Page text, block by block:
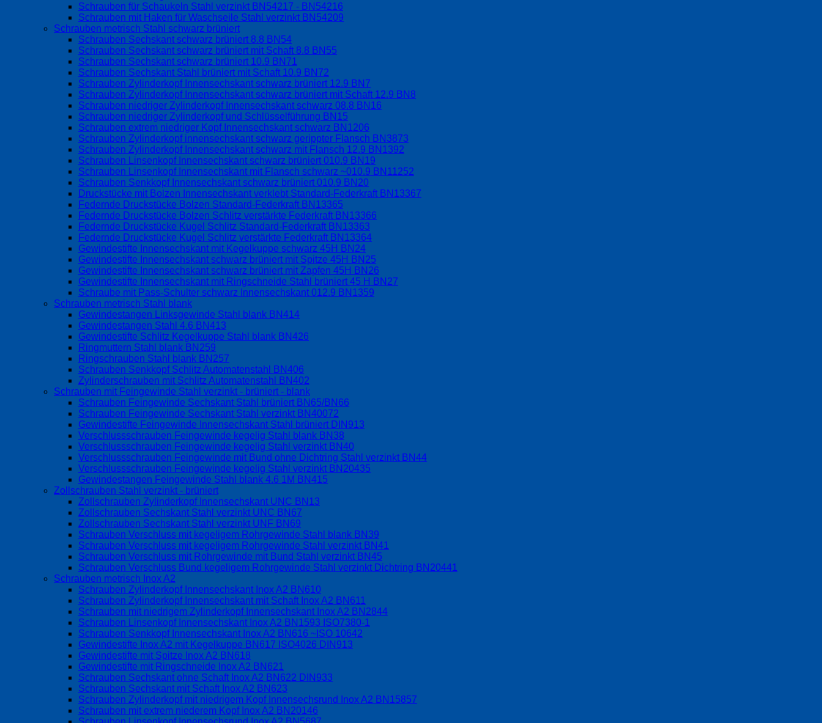
Schrauben für Schaukeln Stahl verzinkt BN54217 - BN54216
Schrauben mit Haken für Waschseile Stahl verzinkt BN54209
Schrauben metrisch Stahl schwarz brüniert
Schrauben Sechskant schwarz brüniert 8.8 BN54
Schrauben Sechskant schwarz brüniert mit Schaft 8.8 BN55
Schrauben Sechskant schwarz brüniert 10.9 BN71
Schrauben Sechskant Stahl brüniert mit Schaft 10.9 BN72
Schrauben Zylinderkopf Innensechskant schwarz brüniert 12.9 BN7
Schrauben Zylinderkopf Innensechskant schwarz brüniert mit Schaft 12.9 BN8
Schrauben niedriger Zylinderkopf Innensechskant schwarz 08.8 BN16
Schrauben niedriger Zylinderkopf und Schlüsselführung BN15
Schrauben extrem niedriger Kopf Innensechskant schwarz BN1206
Schrauben Zylinderkopf innensechskant schwarz gerippter Flansch BN3873
Schrauben Zylinderkopf Innensechskant schwarz mit Flansch 12.9 BN1392
Schrauben Linsenkopf Innensechskant schwarz brüniert 010.9 BN19
Schrauben Linsenkopf Innensechskant mit Flansch schwarz ~010.9 BN11252
Schrauben Senkkopf Innensechskant schwarz brüniert 010.9 BN20
Druckstücke mit Bolzen Innensechskant verklebt Standard-Federkraft BN13367
Federnde Druckstücke Bolzen Standard-Federkraft BN13365
Federnde Druckstücke Bolzen Schlitz verstärkte Federkraft BN13366
Federnde Druckstücke Kugel Schlitz Standard-Federkraft BN13363
Federnde Druckstücke Kugel Schlitz verstärkte Federkraft BN13364
Gewindestifte Innensechskant mit Kegelkuppe schwarz 45H BN24
Gewindestifte Innensechskant schwarz brüniert mit Spitze 45H BN25
Gewindestifte Innensechskant schwarz brüniert mit Zapfen 45H BN26
Gewindestifte Innensechskant mit Ringschneide Stahl brüniert 45 H BN27
Schraube mit Pass-Schulter schwarz Innensechskant 012.9 BN1359
Schrauben metrisch Stahl blank
Gewindestangen Linksgewinde Stahl blank BN414
Gewindestangen Stahl 4.6 BN413
Gewindestifte Schlitz Kegelkuppe Stahl blank BN426
Ringmuttern Stahl blank BN259
Ringschrauben Stahl blank BN257
Schrauben Senkkopf Schlitz Automatenstahl BN406
Zylinderschrauben mit Schlitz Automatenstahl BN402
Schrauben mit Feingewinde Stahl verzinkt - brüniert - blank
Schrauben Feingewinde Sechskant Stahl brüniert BN65/BN66
Schrauben Feingewinde Sechskant Stahl verzinkt BN40072
Gewindestifte Feingewinde Innensechskant Stahl brüniert DIN913
Verschlussschrauben Feingewinde kegelig Stahl blank BN38
Verschlussschrauben Feingewinde kegelig Stahl verzinkt BN40
Verschlussschrauben Feingewinde mit Bund ohne Dichtring Stahl verzinkt BN44
Verschlussschrauben Feingewinde kegelig Stahl verzinkt BN20435
Gewindestangen Feingewinde Stahl blank 4.6 1M BN415
Zollschrauben Stahl verzinkt - brüniert
Zollschrauben Zylinderkopf Innensechskant UNC BN13
Zollschrauben Sechskant Stahl verzinkt UNC BN67
Zollschrauben Sechskant Stahl verzinkt UNF BN69
Schrauben Verschluss mit kegeligem Rohrgewinde Stahl blank BN39
Schrauben Verschluss mit kegeligem Rohrgewinde Stahl verzinkt BN41
Schrauben Verschluss mit Rohrgewinde mit Bund Stahl verzinkt BN45
Schrauben Verschluss Bund kegeligem Rohrgewinde Stahl verzinkt Dichtring BN20441
Schrauben metrisch Inox A2
Schrauben Zylinderkopf Innensechskant Inox A2 BN610
Schrauben Zylinderkopf Innensechskant mit Schaft Inox A2 BN611
Schrauben mit niedrigem Zylinderkopf Innensechskant Inox A2 BN2844
Schrauben Linsenkopf Innensechskant Inox A2 BN1593 ISO7380-1
Schrauben Senkkopf Innensechskant Inox A2 BN616 ~ISO 10642
Gewindestifte Inox A2 mit Kegelkuppe BN617 ISO4026 DIN913
Gewindestifte mit Spitze Inox A2 BN618
Gewindestifte mit Ringschneide Inox A2 BN621
Schrauben Sechskant ohne Schaft Inox A2 BN622 DIN933
Schrauben Sechskant mit Schaft Inox A2 BN623
Schrauben Zylinderkopf mit niedrigem Kopf Innensechsrund Inox A2 BN15857
Schrauben mit extrem niederem Kopf Inox A2 BN20146